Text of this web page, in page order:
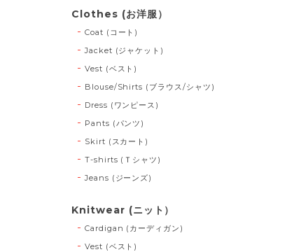
Clothes (お洋服）
Coat (コート)
Jacket (ジャケット)
Vest (ベスト)
Blouse/Shirts (ブラウス/シャツ)
Dress (ワンピース)
Pants (パンツ)
Skirt (スカート)
T-shirts (Ｔシャツ)
Jeans (ジーンズ)
Knitwear (ニット）
Cardigan (カーディガン)
Vest (ベスト)